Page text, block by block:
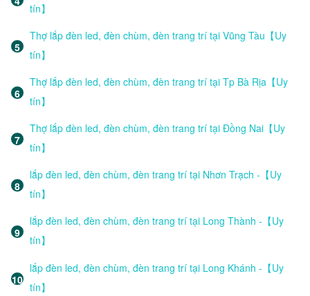
tín】
Thợ lắp đèn led, đèn chùm, đèn trang trí tại Vũng Tàu【Uy
tín】
Thợ lắp đèn led, đèn chùm, đèn trang trí tại Tp Bà Rịa【Uy
tín】
Thợ lắp đèn led, đèn chùm, đèn trang trí tại Đồng Nai【Uy
tín】
lắp đèn led, đèn chùm, đèn trang trí tại Nhơn Trạch -【Uy
tín】
lắp đèn led, đèn chùm, đèn trang trí tại Long Thành -【Uy
tín】
lắp đèn led, đèn chùm, đèn trang trí tại Long Khánh -【Uy
tín】